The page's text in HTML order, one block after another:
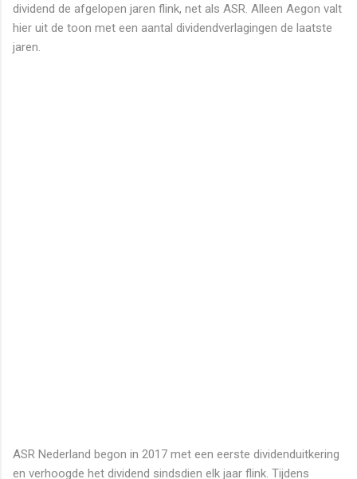
dividend de afgelopen jaren flink, net als ASR. Alleen Aegon valt
hier uit de toon met een aantal dividendverlagingen de laatste
jaren.
ASR Nederland begon in 2017 met een eerste dividenduitkering
en verhoogde het dividend sindsdien elk jaar flink. Tijdens